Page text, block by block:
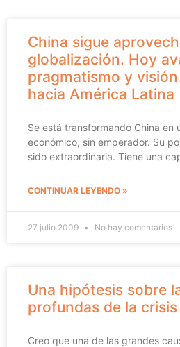
China sigue
globalización. Hoy
pragmatismo y
hacia América Latina
Se está transformando China en
económico, sin emperador. Su
sido extraordinaria. Tiene una
CONTINUAR LEYENDO »
27 julio 2009 No hay comentarios
Una hipótesis sobre
profundas de la
Creo que una de las grandes